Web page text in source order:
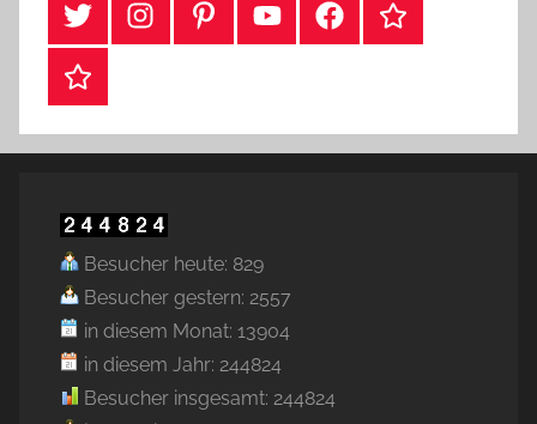
#TwitterInstagramPinterestYouTubeFacebookTikTok
Webshop
Besucher heute: 829
Besucher gestern: 2557
in diesem Monat: 13904
in diesem Jahr: 244824
Besucher insgesamt: 244824